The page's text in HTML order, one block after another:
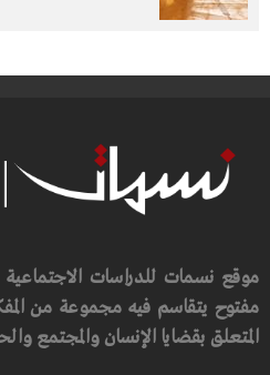
موقع نسمات للدراسات الاجتماعية
مفتوح يتقاسم فيه مجموعة من
المتعلق بقضايا الإنسان والمجتمع